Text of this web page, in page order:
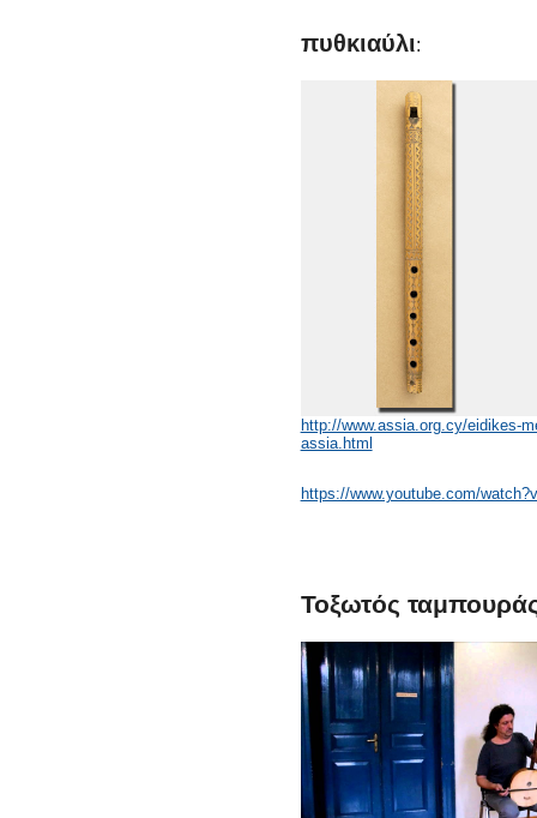
πυθκιαύλι:
http://www.assia.org.cy/eidikes-
assia.html
https://www.youtube.com/
Τοξωτός